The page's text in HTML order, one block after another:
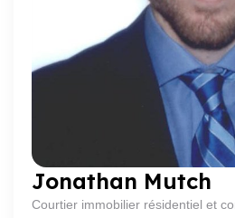
Jonathan Mutch
Courtier immobilier résidentiel et